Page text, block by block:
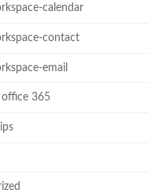
calendar
contact
email
365